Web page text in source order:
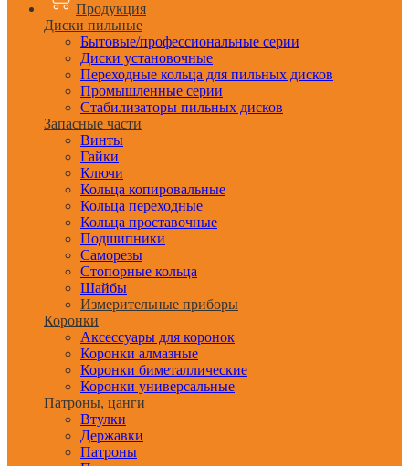
Продукция
Диски пильные
Бытовые/профессиональные серии
Диски установочные
Переходные кольца для пильных дисков
Промышленные серии
Стабилизаторы пильных дисков
Запасные части
Винты
Гайки
Ключи
Кольца копировальные
Кольца переходные
Кольца проставочные
Подшипники
Саморезы
Стопорные кольца
Шайбы
Измерительные приборы
Коронки
Аксессуары для коронок
Коронки алмазные
Коронки биметаллические
Коронки универсальные
Патроны, цанги
Втулки
Державки
Патроны